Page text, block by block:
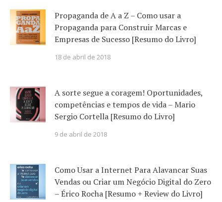
Propaganda de A a Z – Como usar a
Propaganda para Construir Marcas e
Empresas de Sucesso [Resumo do Livro]
18 de abril de 2018
A sorte segue a coragem! Oportunidades,
competências e tempos de vida – Mario
Sergio Cortella [Resumo do Livro]
9 de abril de 2018
Como Usar a Internet Para Alavancar Suas
Vendas ou Criar um Negócio Digital do Zero
– Érico Rocha [Resumo + Review do Livro]